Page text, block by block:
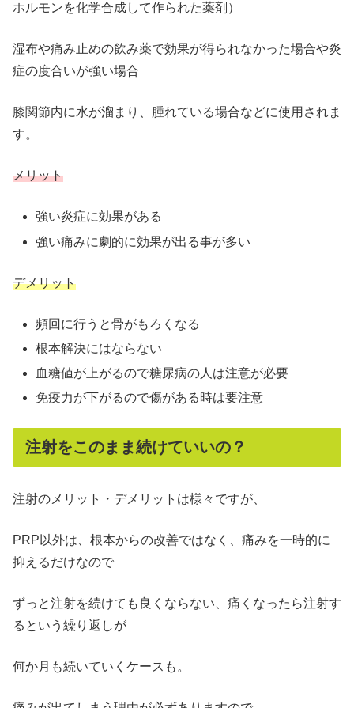
ホルモンを化学合成して作られた薬剤）
湿布や痛み止めの飲み薬で効果が得られなかった場合や炎
症の度合いが強い場合
膝関節内に水が溜まり、腫れている場合などに使用されま
す。
メリット
強い炎症に効果がある
強い痛みに劇的に効果が出る事が多い
デメリット
頻回に行うと骨がもろくなる
根本解決にはならない
血糖値が上がるので糖尿病の人は注意が必要
免疫力が下がるので傷がある時は要注意
注射をこのまま続けていいの？
注射のメリット・デメリットは様々ですが、
PRP以外は、根本からの改善ではなく、痛みを一時的に
抑えるだけなので
ずっと注射を続けても良くならない、痛くなったら注射す
るという繰り返しが
何か月も続いていくケースも。